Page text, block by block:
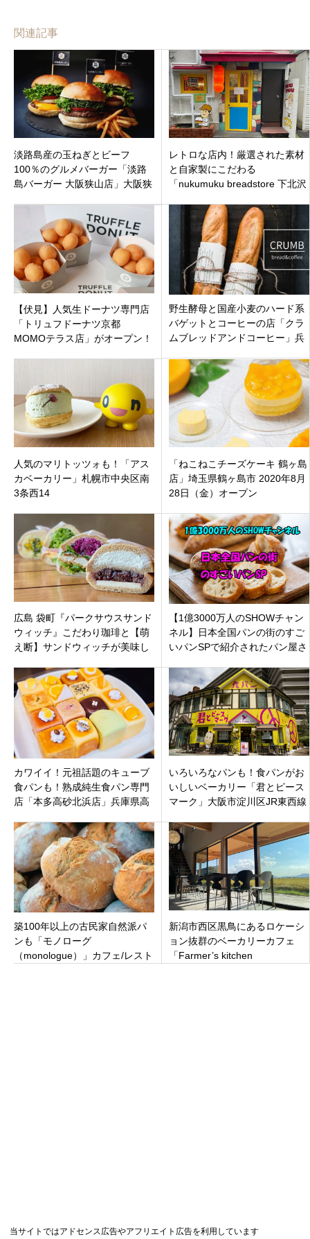
関連記事
淡路島産の玉ねぎとビーフ
100％のグルメバーガー「淡路
島バーガー 大阪狭山店」大阪狭
レトロな店内！厳選された素材
と自家製にこだわる
「nukumuku breadstore 下北沢
日オープン。
【伏見】人気生ドーナツ専門店
「トリュフドーナツ京都
MOMOテラス店」がオープン！
野生酵母と国産小麦のハード系
バゲットとコーヒーの店「クラ
ムブレッドアンドコーヒー」兵
人気のマリトッツォも！「アス
カベーカリー」札幌市中央区南
3条西14
「ねこねこチーズケーキ 鶴ヶ島
店」埼玉県鶴ヶ島市 2020年8月
28日（金）オープン
広島 袋町『パークサウスサンド
ウィッチ』こだわり珈琲と【萌
え断】サンドウィッチが美味し
【1億3000万人のSHOWチャン
ネル】日本全国パンの街のすご
いパンSPで紹介されたパン屋さ
カワイイ！元祖話題のキューブ
食パンも！熟成純生食パン専門
店「本多高砂北浜店」兵庫県高
いろいろなパンも！食パンがお
いしいベーカリー「君とピース
マーク」大阪市淀川区JR東西線
オープン
築100年以上の古民家自然派パ
ンも「モノローグ
（monologue）」カフェ/レスト
新潟市西区黒鳥にあるロケーシ
ョン抜群のベーカリーカフェ
「Farmer’s kitchen
当サイトではアドセンス広告やアフリエイト広告を利用しています